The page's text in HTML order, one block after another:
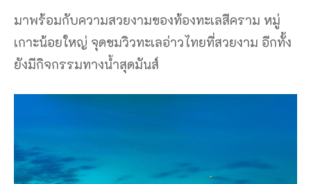
มาพร้อมกับความสวยงามของท้องทะเลสีคราม หมู่
เกาะน้อยใหญ่ จุดชมวิวทะเลอ่าวไทยที่สวยงาม อีกทั้ง
ยังมีกิจกรรมทางน้ำสุดมันส์